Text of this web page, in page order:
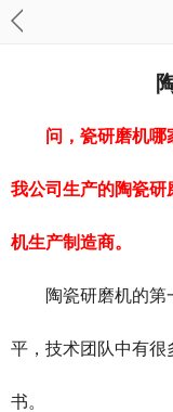
问，瓷研磨机哪
我公司生产的陶瓷研
机生产制造商。
陶瓷研磨机的
平，技术团队中有很
书。